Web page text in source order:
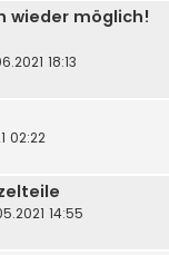
wieder möglich!
18:13
02:22
14:55